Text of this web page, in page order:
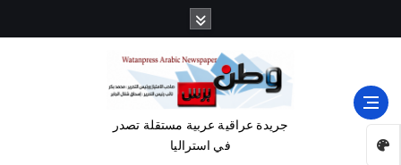
جريدة عراقية عربية مستقلة تصدر
في استراليا